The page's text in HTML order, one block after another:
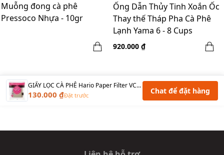
Muỗng đong cà phê
Pressoco Nhựa - 10gr
Ống Dẫn Thủy Tinh Xoắn Ốc
Thay thế Tháp Pha Cà Phê
Lạnh Yama 6 - 8 Cups
920.000 ₫
GIẤY LỌC CÀ PHÊ Hario Paper Filter VCF-02-110M Brown - MẪU MỚI
130.000 ₫Đặt trước Chat để đặt hàng